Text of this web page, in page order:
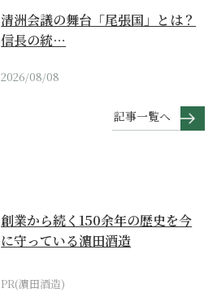
清洲会議の舞台「尾張国」とは？
信長の統…
2026/08/08
記事一覧へ
創業から続く150余年の歴史を今
に守っている濵田酒造
PR(濵田酒造)